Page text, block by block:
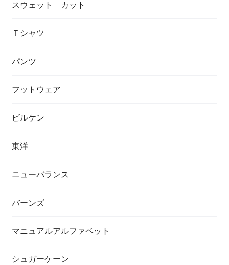
スウェット カット
Ｔシャツ
パンツ
フットウェア
ビルケン
東洋
ニューバランス
バーンズ
マニュアルアルファベット
シュガーケーン